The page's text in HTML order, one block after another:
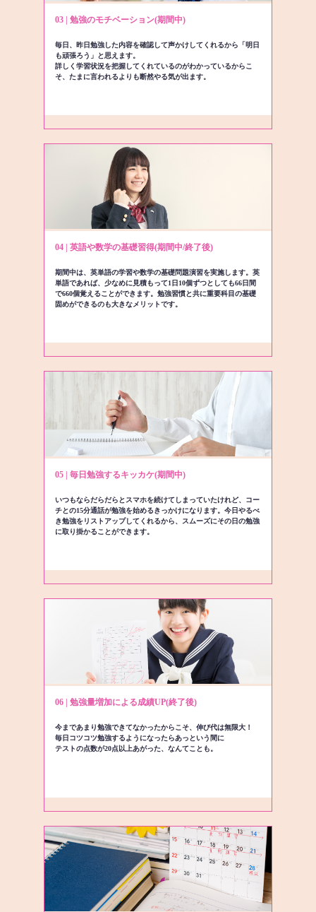
03 | 勉強のモチベーション(期間中)
毎日、昨日勉強した内容を確認して声かけしてくれるから「明日
も頑張ろう」と思えます。
詳しく学習状況を把握してくれているのがわかっているからこ
そ、たまに言われるよりも断然やる気が出ます。
04 | 英語や数学の基礎習得(期間中/終了後)
期間中は、英単語の学習や数学の基礎問題演習を実施します。英
単語であれば、少なめに見積もって1日10個ずつとしても66日間
で660個覚えることができます。勉強習慣と共に重要科目の基礎
固めができるのも大きなメリットです。
05 | 毎日勉強するキッカケ(期間中)
いつもならだらだらとスマホを続けてしまっていたけれど、コー
チとの15分通話が勉強を始めるきっかけになります。今日やるべ
き勉強をリストアップしてくれるから、スムーズにその日の勉強
に取り掛かることができます。
06 | 勉強量増加による成績UP(終了後)
今まであまり勉強できてなかったからこそ、伸び代は無限大！
毎日コツコツ勉強するようになったらあっという間に
テストの点数が20点以上あがった、なんてことも。